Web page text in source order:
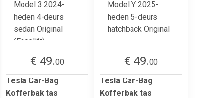
€ 49.00
Tesla Car-Bag
Kofferbak tas
€ 49.00
Tesla Car-Bag
Kofferbak tas